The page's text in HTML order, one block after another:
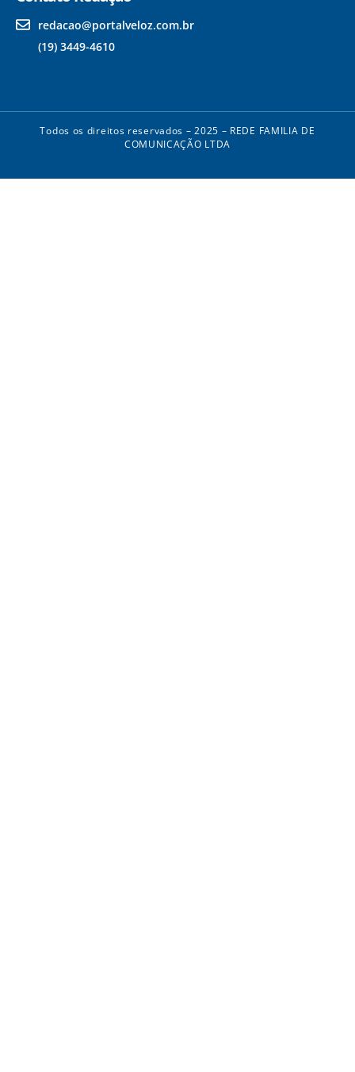
redacao@portalveloz.com.br
(19) 3449-4610
Todos os direitos reservados – 2025 – REDE FAMILIA DE
COMUNICAÇÃO LTDA